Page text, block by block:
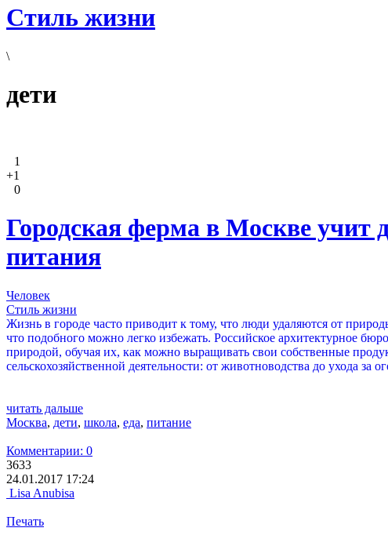
Стиль жизни
\
дети
1
+1
0
Городская ферма в Москве учит
питания
Человек
Стиль жизни
Жизнь в городе часто приводит к тому, что люди удаляются от
что подобного можно легко избежать. Российское архитектурное
природой, обучая их, как можно выращивать свои собственные
сельскохозяйственной деятельности: от животноводства до ухода за
читать дальше
Москва, дети, школа, еда, питание
Комментарии: 0
3633
24.01.2017 17:24
Lisa Anubisa
Печать